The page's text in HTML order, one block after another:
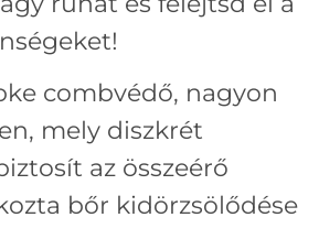
combvédő, nagyon
mely diszkrét
az összeérő
bőr kidörzsölődése